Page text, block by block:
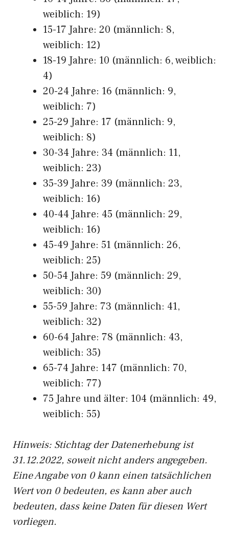
weiblich: 19)
15-17 Jahre: 20 (männlich: 8,
weiblich: 12)
18-19 Jahre: 10 (männlich: 6, weiblich:
4)
20-24 Jahre: 16 (männlich: 9,
weiblich: 7)
25-29 Jahre: 17 (männlich: 9,
weiblich: 8)
30-34 Jahre: 34 (männlich: 11,
weiblich: 23)
35-39 Jahre: 39 (männlich: 23,
weiblich: 16)
40-44 Jahre: 45 (männlich: 29,
weiblich: 16)
45-49 Jahre: 51 (männlich: 26,
weiblich: 25)
50-54 Jahre: 59 (männlich: 29,
weiblich: 30)
55-59 Jahre: 73 (männlich: 41,
weiblich: 32)
60-64 Jahre: 78 (männlich: 43,
weiblich: 35)
65-74 Jahre: 147 (männlich: 70,
weiblich: 77)
75 Jahre und älter: 104 (männlich: 49,
weiblich: 55)
Hinweis: Stichtag der Datenerhebung ist
31.12.2022, soweit nicht anders angegeben.
Eine Angabe von 0 kann einen tatsächlichen
Wert von 0 bedeuten, es kann aber auch
bedeuten, dass keine Daten für diesen Wert
vorliegen.